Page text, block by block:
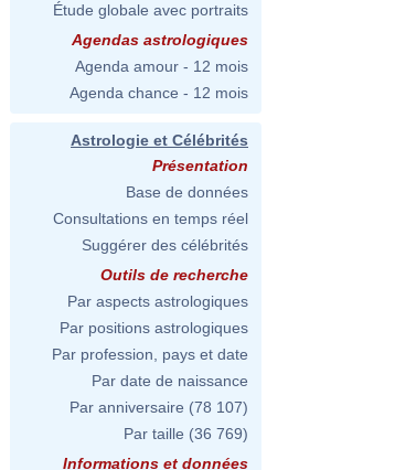
Étude globale avec portraits
Agendas astrologiques
Agenda amour - 12 mois
Agenda chance - 12 mois
Astrologie et Célébrités
Présentation
Base de données
Consultations en temps réel
Suggérer des célébrités
Outils de recherche
Par aspects astrologiques
Par positions astrologiques
Par profession, pays et date
Par date de naissance
Par anniversaire (78 107)
Par taille (36 769)
Informations et données